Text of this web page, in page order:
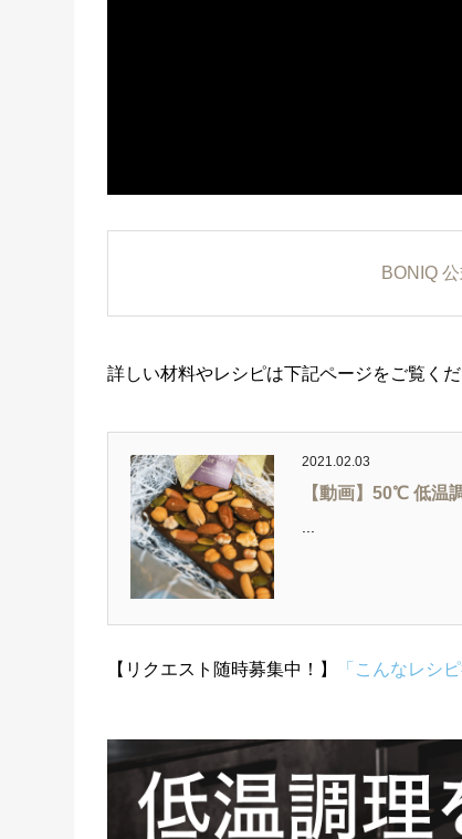
BONIQ
詳しい材料やレシピは下記ページをご覧くだ
2021.02.03
【動画】50℃ 低温
【リクエスト随時募集中！】 「こんなレシ